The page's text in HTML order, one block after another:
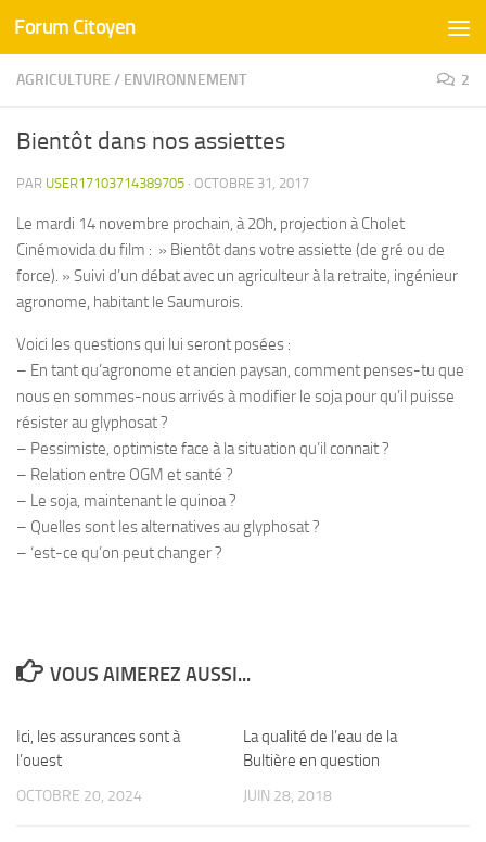
Skip to content
Forum Citoyen
AGRICULTURE / ENVIRONNEMENT 2
Bientôt dans nos assiettes
PAR USER17103714389705 · OCTOBRE 31, 2017
Le mardi 14 novembre prochain, à 20h, projection à Cholet
Cinémovida du film : » Bientôt dans votre assiette (de gré ou de
force). » Suivi d’un débat avec un agriculteur à la retraite, ingénieur
agronome, habitant le Saumurois.
Voici les questions qui lui seront posées :
– En tant qu’agronome et ancien paysan, comment penses-tu que
nous en sommes-nous arrivés à modifier le soja pour qu’il puisse
résister au glyphosat ?
– Pessimiste, optimiste face à la situation qu’il connait ?
– Relation entre OGM et santé ?
– Le soja, maintenant le quinoa ?
– Quelles sont les alternatives au glyphosat ?
– ‘est-ce qu’on peut changer ?
VOUS AIMEREZ AUSSI...
Ici, les assurances sont à
l’ouest
OCTOBRE 20, 2024
La qualité de l’eau de la
Bultière en question
JUIN 28, 2018